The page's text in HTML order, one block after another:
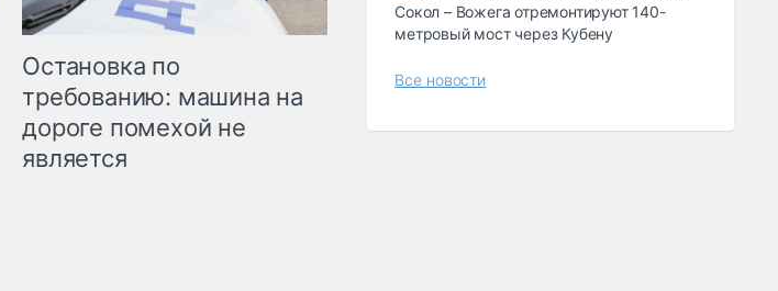
Остановка по
требованию: машина на
дороге помехой не
является
Сокол – Вожега отремонтируют 140-
метровый мост через Кубену
Все новости